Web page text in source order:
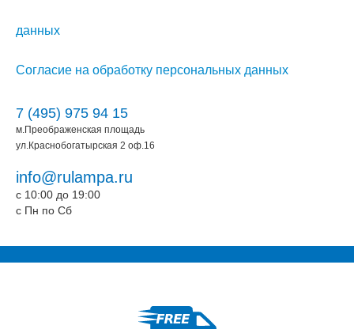
данных
Согласие на обработку персональных данных
7 (495) 975 94 15
м.Преображенская площадь
ул.Краснобогатырская 2 оф.16
info@rulampa.ru
c 10:00 до 19:00
c Пн по Сб